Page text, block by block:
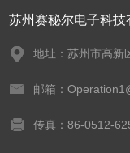
苏州赛秘尔电子科技
地址：苏州市高新
邮箱：
传真：86-0512-